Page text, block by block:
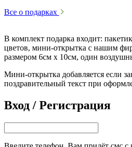
Все о подарках
В комплект подарка входит:
цветов, мини-открытка с нашим
размером 6см х 10см, один
Мини-открытка добавляется если
поздравительный текст при
Вход / Регистрация